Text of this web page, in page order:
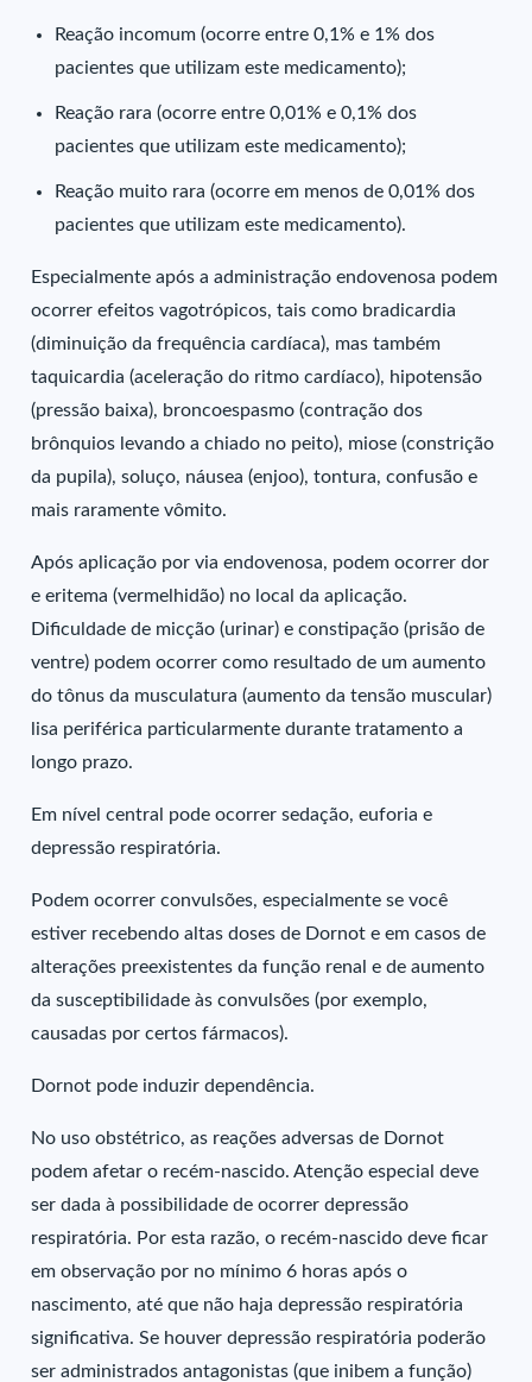
Reação incomum (ocorre entre 0,1% e 1% dos
pacientes que utilizam este medicamento);
Reação rara (ocorre entre 0,01% e 0,1% dos
pacientes que utilizam este medicamento);
Reação muito rara (ocorre em menos de 0,01% dos
pacientes que utilizam este medicamento).
Especialmente após a administração endovenosa podem
ocorrer efeitos vagotrópicos, tais como bradicardia
(diminuição da frequência cardíaca), mas também
taquicardia (aceleração do ritmo cardíaco), hipotensão
(pressão baixa), broncoespasmo (contração dos
brônquios levando a chiado no peito), miose (constrição
da pupila), soluço, náusea (enjoo), tontura, confusão e
mais raramente vômito.
Após aplicação por via endovenosa, podem ocorrer dor
e eritema (vermelhidão) no local da aplicação.
Dificuldade de micção (urinar) e constipação (prisão de
ventre) podem ocorrer como resultado de um aumento
do tônus da musculatura (aumento da tensão muscular)
lisa periférica particularmente durante tratamento a
longo prazo.
Em nível central pode ocorrer sedação, euforia e
depressão respiratória.
Podem ocorrer convulsões, especialmente se você
estiver recebendo altas doses de Dornot e em casos de
alterações preexistentes da função renal e de aumento
da susceptibilidade às convulsões (por exemplo,
causadas por certos fármacos).
Dornot pode induzir dependência.
No uso obstétrico, as reações adversas de Dornot
podem afetar o recém-nascido. Atenção especial deve
ser dada à possibilidade de ocorrer depressão
respiratória. Por esta razão, o recém-nascido deve ficar
em observação por no mínimo 6 horas após o
nascimento, até que não haja depressão respiratória
significativa. Se houver depressão respiratória poderão
ser administrados antagonistas (que inibem a função)